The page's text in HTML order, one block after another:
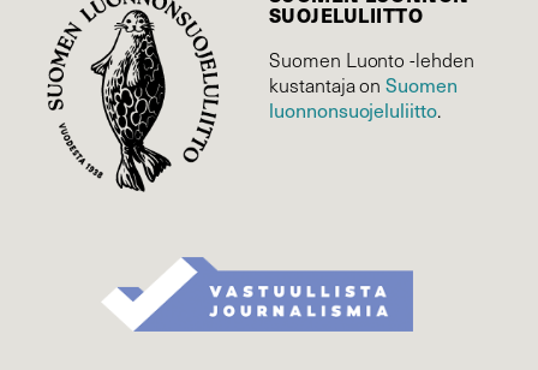
SUOJELU­LIITTO
Suomen Luonto -lehden
kustantaja onSuomen
luonnonsuojelu­liitto.